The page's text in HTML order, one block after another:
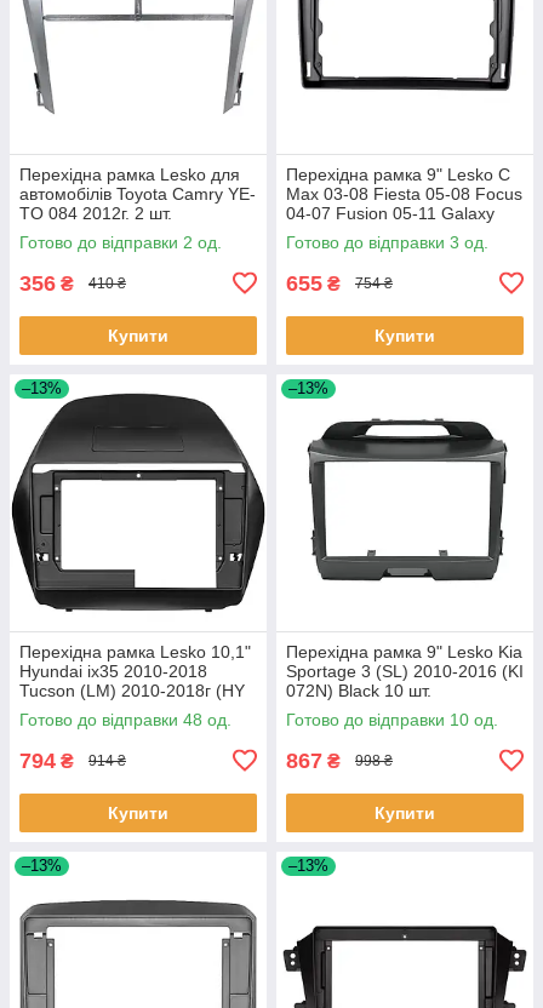
Перехідна рамка Lesko для
автомобілів Toyota Camry YE-
TO 084 2012г. 2 шт.
Готово до відправки 2 од.
356 ₴ 410 ₴
Купити
Перехідна рамка 9" Lesko C
Max 03-08 Fiesta 05-08 Focus
04-07 Fusion 05-11 Galaxy
06-08 Kuga 08-12 1 шт.
Готово до відправки 3 од.
655 ₴ 754 ₴
Купити
–13%
Перехідна рамка Lesko 10,1"
Hyundai ix35 2010-2018
Tucson (LM) 2010-2018г (HY
136T) Black 48 шт.
Готово до відправки 48 од.
794 ₴ 914 ₴
Купити
–13%
Перехідна рамка 9" Lesko Kia
Sportage 3 (SL) 2010-2016 (KI
072N) Black 10 шт.
Готово до відправки 10 од.
867 ₴ 998 ₴
Купити
–13% –13%